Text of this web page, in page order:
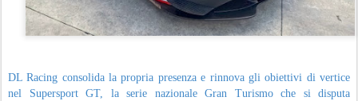
DL Racing consolida la propria presenza e rinnova gli obiettivi di vertice
nel Supersport GT, la serie nazionale Gran Turismo che si disputa